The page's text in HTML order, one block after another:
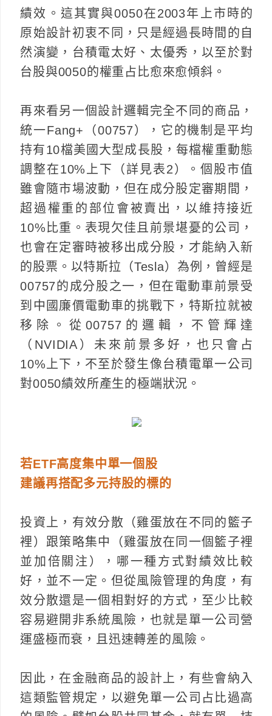
績效。這其實與0050在2003年上市時的
原始設計初衷不同，只是經過長時間的自
然演變，台積電太好、太優秀，以至於對
台股與0050的權重占比愈來愈傾斜。
再來看另一個設計邏輯完全不同的商品，
統一Fang+（00757），它的機制是平均
持有10檔美國大型成長股，每檔權重動態
調整在10%上下（詳見表2）。個股市值
雖會隨市場波動，但在成分股定審期間，
超過權重的部位會被賣出，以維持接近
10%比重。表現欠佳且前景堪憂的公司，
也會在定審時被移出成分股，才能納入新
的股票。以特斯拉（Tesla）為例，曾經是
00757的成分股之一，但在電動車前景受
到中國廉價電動車的挑戰下，特斯拉就被
移除。從00757的邏輯，不管輝達
（NVIDIA）未來前景多好，也只會占
10%上下，不至於發生像台積電單一公司
對0050績效所產生的極端狀況。
若ETF高度集中單一個股
建議再搭配多元持股的標的
投資上，有效分散（雞蛋放在不同的籃子
裡）跟策略集中（雞蛋放在同一個籃子裡
並加倍關注），哪一種方式對績效比較
好，並不一定。但從風險管理的角度，有
效分散還是一個相對好的方式，至少比較
容易避開非系統風險，也就是單一公司營
運盛極而衰，且迅速轉差的風險。
因此，在金融商品的設計上，有些會納入
這類監管規定，以避免單一公司占比過高